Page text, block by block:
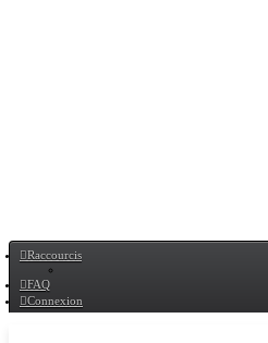
Raccourcis
FAQ
Connexion